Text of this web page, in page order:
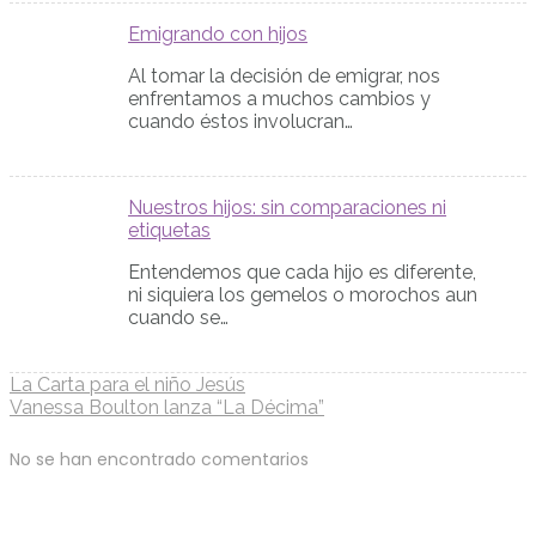
Emigrando con hijos
Al tomar la decisión de emigrar, nos
enfrentamos a muchos cambios y
cuando éstos involucran…
Nuestros hijos: sin comparaciones ni
etiquetas
Entendemos que cada hijo es diferente,
ni siquiera los gemelos o morochos aun
cuando se…
La Carta para el niño Jesús
Vanessa Boulton lanza “La Décima”
No se han encontrado comentarios